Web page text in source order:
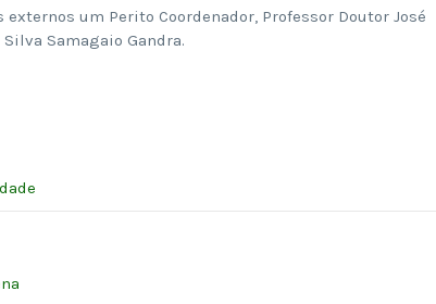
um Perito Coordenador, Professor Doutor José
Samagaio Gandra.